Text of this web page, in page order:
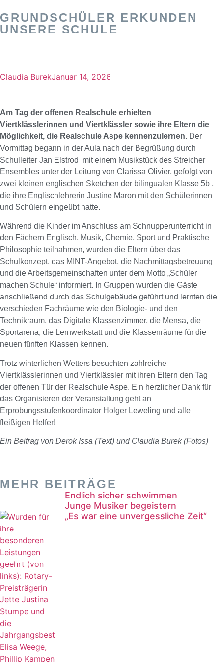
GRUNDSCHÜLER ERKUNDEN
UNSERE SCHULE
Claudia BurekJanuar 14, 2026
Am Tag der offenen Realschule erhielten
Viertklässlerinnen und Viertklässler sowie ihre Eltern die
Möglichkeit, die Realschule Aspe kennenzulernen. Der
Vormittag begann in der Aula nach der Begrüßung durch
Schulleiter Jan Elstrod mit einem Musikstück des Streicher
Ensembles unter der Leitung von Clarissa Olivier, gefolgt von
zwei kleinen englischen Sketchen der bilingualen Klasse 5b ,
die ihre Englischlehrerin Justine Maron mit den Schülerinnen
und Schülern eingeübt hatte.
Während die Kinder im Anschluss am Schnupperunterricht in
den Fächern Englisch, Musik, Chemie, Sport und Praktische
Philosophie teilnahmen, wurden die Eltern über das
Schulkonzept, das MINT-Angebot, die Nachmittagsbetreuung
und die Arbeitsgemeinschaften unter dem Motto „Schüler
machen Schule“ informiert. In Gruppen wurden die Gäste
anschließend durch das Schulgebäude geführt und lernten die
verschieden Fachräume wie den Biologie- und den
Technikraum, das Digitale Klassenzimmer, die Mensa, die
Sportarena, die Lernwerkstatt und die Klassenräume für die
neuen fünften Klassen kennen.
Trotz winterlichen Wetters besuchten zahlreiche
Viertklässlerinnen und Viertklässler mit ihren Eltern den Tag
der offenen Tür der Realschule Aspe. Ein herzlicher Dank für
das Organisieren der Veranstaltung geht an
Erprobungsstufenkoordinator Holger Leweling und alle
fleißigen Helfer!
Ein Beitrag von Derok Issa (Text) und Claudia Burek (Fotos)
MEHR BEITRÄGE
Endlich sicher schwimmen
Junge Musiker begeistern
„Es war eine unvergessliche Zeit“